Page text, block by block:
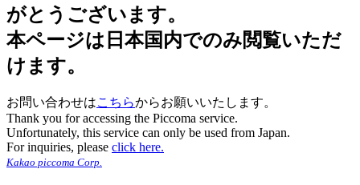
がとうございます。
本ページは日本国内でのみ閲覧いただ
けます。
お問い合わせはこちらからお願いいたします。
Thank you for accessing the Piccoma service.
Unfortunately, this service can only be used from Japan.
For inquiries, please click here.
Kakao piccoma Corp.